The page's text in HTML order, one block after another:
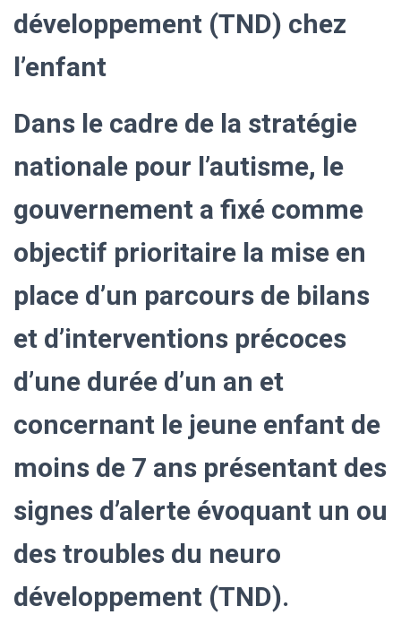
développement (TND) chez
l’enfant
Dans le cadre de la stratégie
nationale pour l’autisme, le
gouvernement a fixé comme
objectif prioritaire la mise en
place d’un parcours de bilans
et d’interventions précoces
d’une durée d’un an et
concernant le jeune enfant de
moins de 7 ans présentant des
signes d’alerte évoquant un ou
des troubles du neuro
développement (TND).